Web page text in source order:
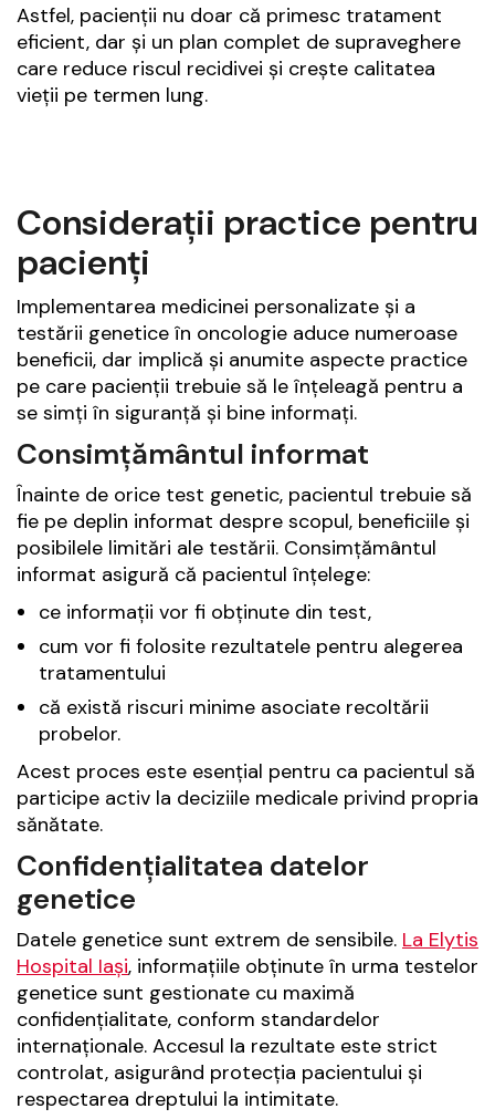
Astfel, pacienții nu doar că primesc tratament
eficient, dar și un plan complet de supraveghere
care reduce riscul recidivei și crește calitatea
vieții pe termen lung.
Considerații practice pentru
pacienți
Implementarea medicinei personalizate și a
testării genetice în oncologie aduce numeroase
beneficii, dar implică și anumite aspecte practice
pe care pacienții trebuie să le înțeleagă pentru a
se simți în siguranță și bine informați.
Consimțământul informat
Înainte de orice test genetic, pacientul trebuie să
fie pe deplin informat despre scopul, beneficiile și
posibilele limitări ale testării. Consimțământul
informat asigură că pacientul înțelege:
ce informații vor fi obținute din test,
cum vor fi folosite rezultatele pentru alegerea
tratamentului
că există riscuri minime asociate recoltării
probelor.
Acest proces este esențial pentru ca pacientul să
participe activ la deciziile medicale privind propria
sănătate.
Confidențialitatea datelor
genetice
Datele genetice sunt extrem de sensibile. La Elytis
Hospital Iași, informațiile obținute în urma testelor
genetice sunt gestionate cu maximă
confidențialitate, conform standardelor
internaționale. Accesul la rezultate este strict
controlat, asigurând protecția pacientului și
respectarea dreptului la intimitate.